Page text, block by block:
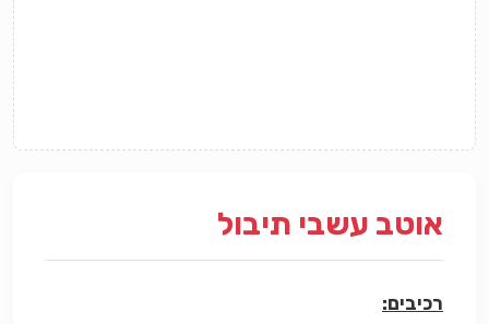
אוטב עשבי תיבול
רכיבים: